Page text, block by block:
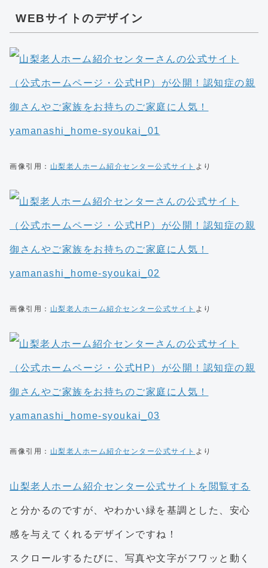
WEBサイトのデザイン
画像引用： 山梨老人ホーム紹介センター公式サイト より
画像引用： 山梨老人ホーム紹介センター公式サイト より
画像引用： 山梨老人ホーム紹介センター公式サイト より
山梨老人ホーム紹介センター公式サイトを閲覧する
と分かるのですが、やわかい緑を基調とした、安心
感を与えてくれるデザインですね！
スクロールするたびに、写真や文字がフワッと動く